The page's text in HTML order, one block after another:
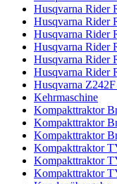
Husqvarna Rider
Husqvarna Rider
Husqvarna Rider
Husqvarna Rider
Husqvarna Rider
Husqvarna Rider
Husqvarna
Kehrmaschine
Kompakttraktor
Kompakttraktor
Kompakttraktor
Kompakttraktor
Kompakttraktor
Kompakttraktor